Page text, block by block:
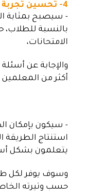
4- تحسين تجربة التعليم:
– سيصبح بمثابة
بالنسبة
الامتحانات،
والإجابة عن
أكثر من المعلمين
– سيكون بإمكان
استنتاج الطريقة
يتعلمون بشكل
وسوف يوفر لكل
حسب وتيرته